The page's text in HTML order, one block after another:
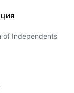
of Independents